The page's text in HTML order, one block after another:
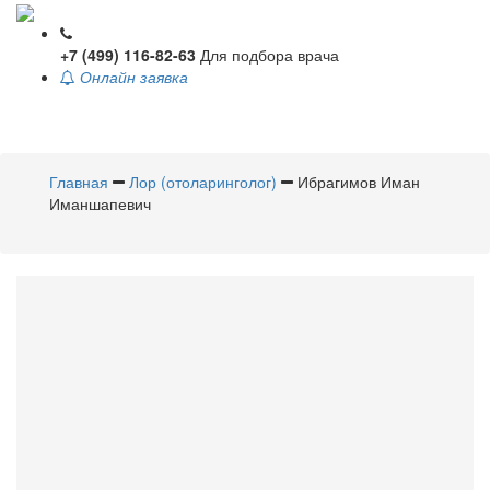
+7 (499) 116-82-63 Для подбора врача
Онлайн заявка
Главная
Лор (отоларинголог)
Ибрагимов Иман
Иманшапевич